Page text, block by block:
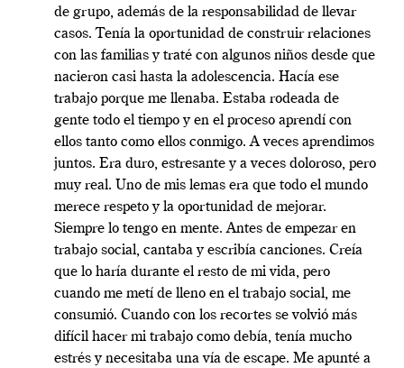
de grupo, además de la responsabilidad de llevar
casos. Tenía la oportunidad de construir relaciones
con las familias y traté con algunos niños desde que
nacieron casi hasta la adolescencia. Hacía ese
trabajo porque me llenaba. Estaba rodeada de
gente todo el tiempo y en el proceso aprendí con
ellos tanto como ellos conmigo. A veces aprendimos
juntos. Era duro, estresante y a veces doloroso, pero
muy real. Uno de mis lemas era que todo el mundo
merece respeto y la oportunidad de mejorar.
Siempre lo tengo en mente. Antes de empezar en
trabajo social, cantaba y escribía canciones. Creía
que lo haría durante el resto de mi vida, pero
cuando me metí de lleno en el trabajo social, me
consumió. Cuando con los recortes se volvió más
difícil hacer mi trabajo como debía, tenía mucho
estrés y necesitaba una vía de escape. Me apunté a